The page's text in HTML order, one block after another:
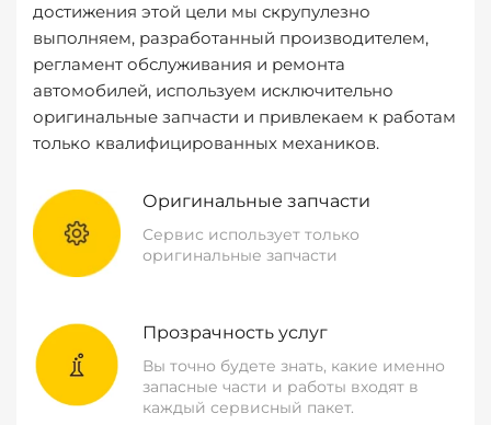
достижения этой цели мы скрупулезно
выполняем, разработанный производителем,
регламент обслуживания и ремонта
автомобилей, используем исключительно
оригинальные запчасти и привлекаем к работам
только квалифицированных механиков.
Оригинальные запчасти
Сервис использует только
оригинальные запчасти
Прозрачность услуг
Вы точно будете знать, какие именно
запасные части и работы входят в
каждый сервисный пакет.